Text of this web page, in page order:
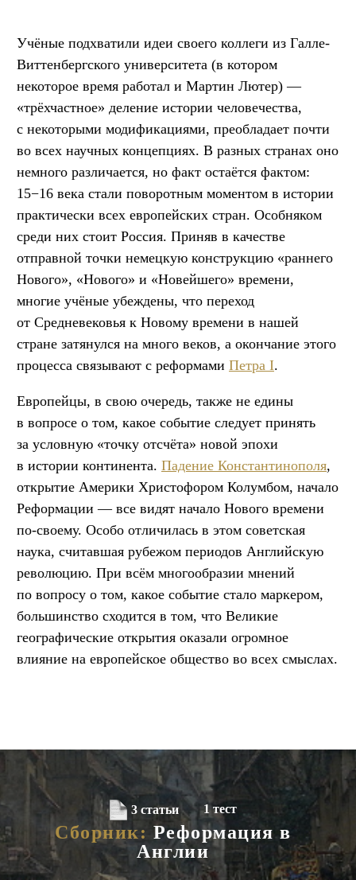
Учёные подхватили идеи своего коллеги из Галле-
Виттенбергского университета (в котором
некоторое время работал и Мартин Лютер) —
«трёхчастное» деление истории человечества,
с некоторыми модификациями, преобладает почти
во всех научных концепциях. В разных странах оно
немного различается, но факт остаётся фактом:
15−16 века стали поворотным моментом в истории
практически всех европейских стран. Особняком
среди них стоит Россия. Приняв в качестве
отправной точки немецкую конструкцию «раннего
Нового», «Нового» и «Новейшего» времени,
многие учёные убеждены, что переход
от Средневековья к Новому времени в нашей
стране затянулся на много веков, а окончание этого
процесса связывают с реформами Петра I.
Европейцы, в свою очередь, также не едины
в вопросе о том, какое событие следует принять
за условную «точку отсчёта» новой эпохи
в истории континента. Падение Константинополя,
открытие Америки Христофором Колумбом, начало
Реформации — все видят начало Нового времени
по-своему. Особо отличилась в этом советская
наука, считавшая рубежом периодов Английскую
революцию. При всём многообразии мнений
по вопросу о том, какое событие стало маркером,
большинство сходится в том, что Великие
географические открытия оказали огромное
влияние на европейское общество во всех смыслах.
3 статьи 1 тест
Сборник: Реформация в
Англии